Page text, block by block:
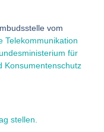
vom
Telekommunikation
für
Konsumentenschutz
stellen.